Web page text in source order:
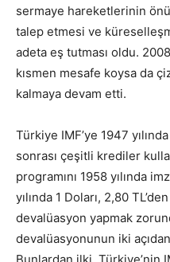
sermaye hareketlerinin
talep etmesi ve
adeta eş tutması oldu.
kısmen mesafe koysa da
kalmaya devam etti.
Türkiye IMF’ye 1947
sonrası çeşitli krediler
programını 1958 yılında
yılında 1 Doları, 2,80
devalüasyon yapmak
devalüasyonunun iki